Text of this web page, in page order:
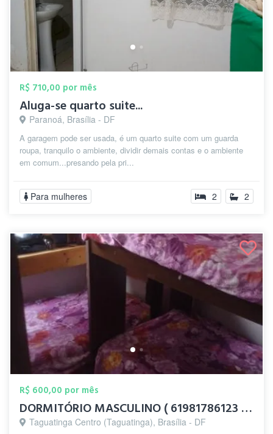
R$ 710,00 por mês
Aluga-se quarto suite...
Paranoá, Brasília - DF
A garagem pode ser usada, é um quarto suite com um guarda
roupa, tranquilo o ambiente, dividir demais contas e o ambiente
em comum...presando pela pri...
Para mulheres 2 2
R$ 600,00 por mês
DORMITÓRIO MASCULINO ( 61981786123 / TA...
Taguatinga Centro (Taguatinga), Brasília - DF